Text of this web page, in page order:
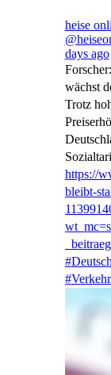
heise
days ago
wächst
Trotz
https://
bleibt-
#
#